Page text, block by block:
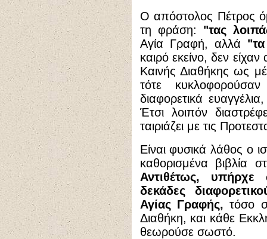
Ο απόστολος Πέτρος
τη φράση: "τας
Αγία Γραφή, αλλά
καιρό εκείνο, δεν
Καινής Διαθήκης ως
τότε
διαφορετικά
Έτσι λοιπόν
ταιριάζει με τις
Είναι φυσικά λάθος ο
καθορισμένα βιβλία
Αντιθέτως,
δεκάδες
Αγίας Γραφής,τόσο
Διαθήκη, και κάθε
θεωρούσε σωστό.